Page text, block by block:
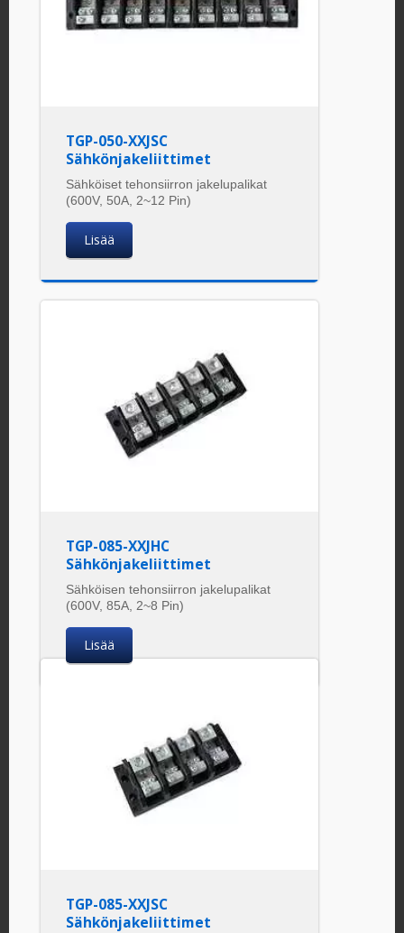
TGP-050-XXJSC
Sähkönjakeliittimet
Sähköiset tehonsiirron jakelupalikat
(600V, 50A, 2~12 Pin)
Lisää
TGP-085-XXJHC
Sähkönjakeliittimet
Sähköisen tehonsiirron jakelupalikat
(600V, 85A, 2~8 Pin)
Lisää
TGP-085-XXJSC
Sähkönjakeliittimet